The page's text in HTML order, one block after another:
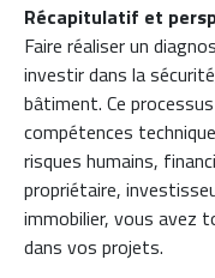
Récapitulatif et
Faire réaliser un
investir dans la
bâtiment. Ce
compétences
risques humains,
propriétaire,
immobilier, vous avez
dans vos projets.